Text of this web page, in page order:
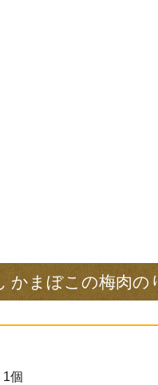
かまぼこの梅肉の
個